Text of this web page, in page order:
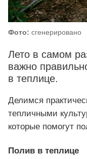
Фото: сгенерировано
Лето в самом
важно
в теплице.
Делимся
тепличными
которые помогут
Полив в теплице